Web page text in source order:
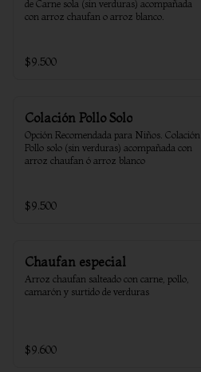
de Carne sola (sin verduras) acompañada
con arroz chaufan o arroz blanco.
$9.500
Colación Pollo Solo
Opción Recomendada para Niños. Colación
Pollo solo (sin verduras) acompañada con
arroz chaufan ó arroz blanco
$9.500
Chaufan especial
Arroz chaufan salteado con carne, pollo,
camarón y surtido de verduras
$9.600